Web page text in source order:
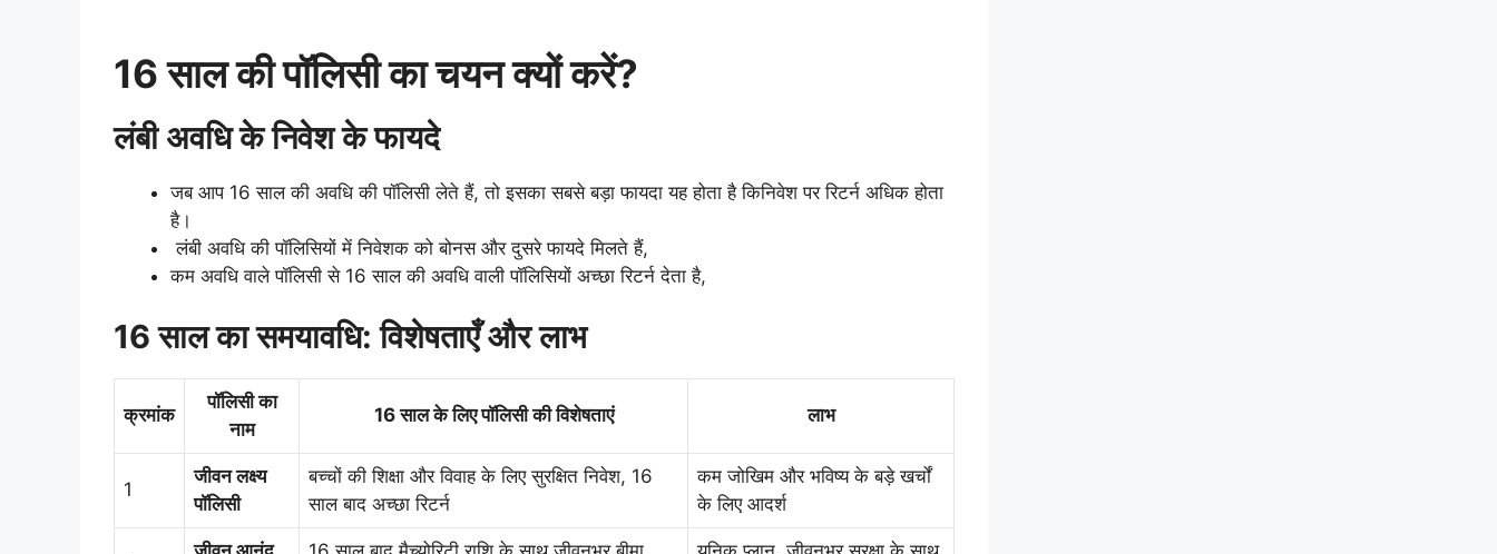
16 साल की पॉलिसी का चयन क्यों करें?
लंबी अवधि के निवेश के फायदे
जब आप 16 साल की अवधि की पॉलिसी लेते हैं, तो इसका सबसे बड़ा फायदा यह होता है किनिवेश पर रिटर्न अधिक होता
है।
लंबी अवधि की पॉलिसियों में निवेशक को बोनस और दुसरे फायदे मिलते हैं,
कम अवधि वाले पॉलिसी से 16 साल की अवधि वाली पॉलिसियों अच्छा रिटर्न देता है,
16 साल का समयावधि: विशेषताएँ और लाभ
क्रमांक
पॉलिसी का
नाम
16 साल के लिए पॉलिसी की विशेषताएं लाभ
1
जीवन लक्ष्य
पॉलिसी
बच्चों की शिक्षा और विवाह के लिए सुरक्षित निवेश, 16
साल बाद अच्छा रिटर्न
कम जोखिम और भविष्य के बड़े खर्चों
के लिए आदर्श